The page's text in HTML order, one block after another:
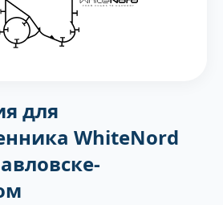
для
WhiteNord